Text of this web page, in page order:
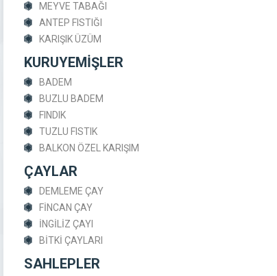
MEYVE TABAĞI
ANTEP FISTIĞI
KARIŞIK ÜZÜM
KURUYEMİŞLER
BADEM
BUZLU BADEM
FINDIK
TUZLU FISTIK
BALKON ÖZEL KARIŞIM
ÇAYLAR
DEMLEME ÇAY
FİNCAN ÇAY
İNGİLİZ ÇAYI
BİTKİ ÇAYLARI
SAHLEPLER